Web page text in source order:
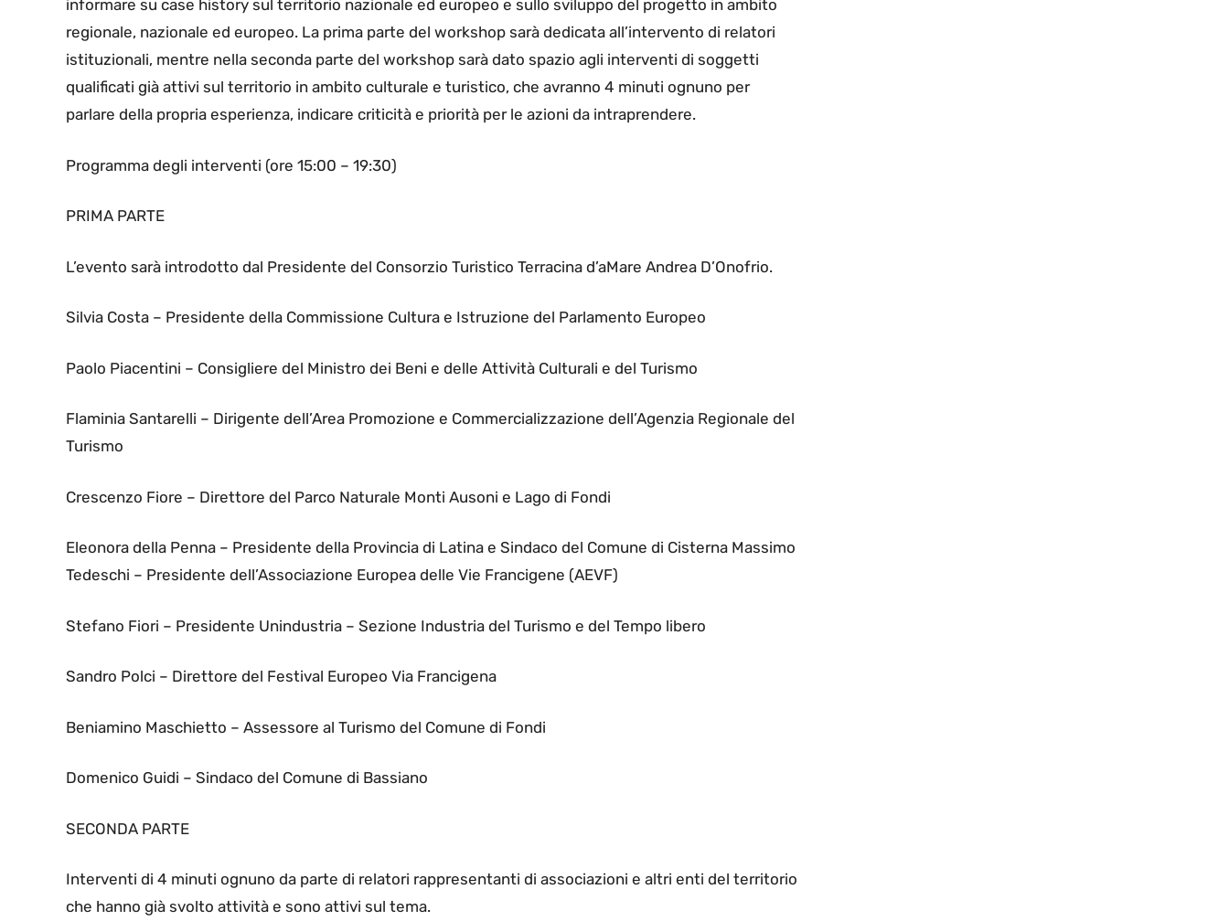
informare su case history sul territorio nazionale ed europeo e sullo sviluppo del progetto in ambito
regionale, nazionale ed europeo. La prima parte del workshop sarà dedicata all’intervento di relatori
istituzionali, mentre nella seconda parte del workshop sarà dato spazio agli interventi di soggetti
qualificati già attivi sul territorio in ambito culturale e turistico, che avranno 4 minuti ognuno per
parlare della propria esperienza, indicare criticità e priorità per le azioni da intraprendere.
Programma degli interventi (ore 15:00 – 19:30)
PRIMA PARTE
L’evento sarà introdotto dal Presidente del Consorzio Turistico Terracina d’aMare Andrea D’Onofrio.
Silvia Costa – Presidente della Commissione Cultura e Istruzione del Parlamento Europeo
Paolo Piacentini – Consigliere del Ministro dei Beni e delle Attività Culturali e del Turismo
Flaminia Santarelli – Dirigente dell’Area Promozione e Commercializzazione dell’Agenzia Regionale del
Turismo
Crescenzo Fiore – Direttore del Parco Naturale Monti Ausoni e Lago di Fondi
Eleonora della Penna – Presidente della Provincia di Latina e Sindaco del Comune di Cisterna Massimo
Tedeschi – Presidente dell’Associazione Europea delle Vie Francigene (AEVF)
Stefano Fiori – Presidente Unindustria – Sezione Industria del Turismo e del Tempo libero
Sandro Polci – Direttore del Festival Europeo Via Francigena
Beniamino Maschietto – Assessore al Turismo del Comune di Fondi
Domenico Guidi – Sindaco del Comune di Bassiano
SECONDA PARTE
Interventi di 4 minuti ognuno da parte di relatori rappresentanti di associazioni e altri enti del territorio
che hanno già svolto attività e sono attivi sul tema.